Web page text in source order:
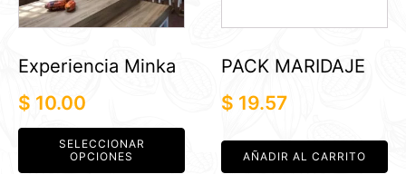
Experiencia Minka
$ 10.00
SELECCIONAR
OPCIONES
opciones
pueden
en
la
página
PACK MARIDAJE
$ 19.57
AÑADIR AL CARRITO